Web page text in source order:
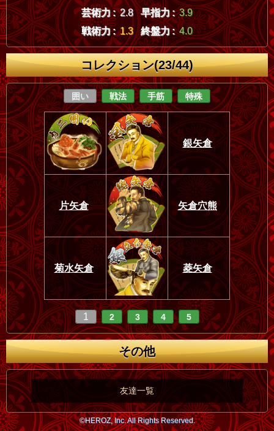
芸術力 : 2.8 早指力 : 3.9
戦術力 : 1.3 終盤力 : 4.0
コレクション(23/44)
囲い 戦法 手筋 特殊
銀矢倉
片矢倉 矢倉穴熊
菊水矢倉 菱矢倉
1 2 3 4 5
その他
友達一覧
©HEROZ, Inc. All Rights Reserved.